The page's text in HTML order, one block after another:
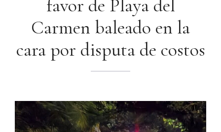
favor de Playa del
Carmen baleado en la
cara por disputa de costos